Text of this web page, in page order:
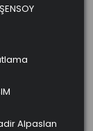
Alpaslan